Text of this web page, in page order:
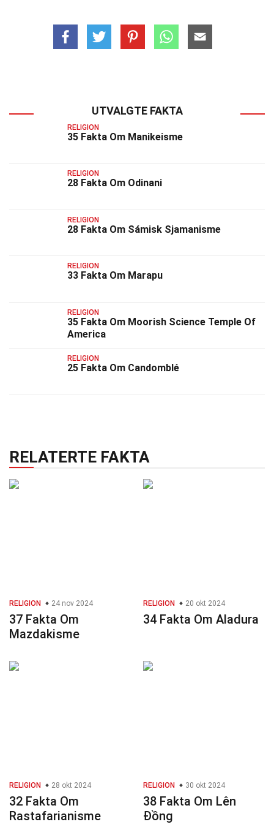
UTVALGTE FAKTA
RELIGION
35 Fakta Om Manikeisme
RELIGION
28 Fakta Om Odinani
RELIGION
28 Fakta Om Sámisk Sjamanisme
RELIGION
33 Fakta Om Marapu
RELIGION
35 Fakta Om Moorish Science Temple Of
America
RELIGION
25 Fakta Om Candomblé
RELATERTE FAKTA
RELIGION 24 nov 2024
37 Fakta Om
Mazdakisme
RELIGION 20 okt 2024
34 Fakta Om Aladura
RELIGION 28 okt 2024
32 Fakta Om
Rastafarianisme
RELIGION 30 okt 2024
38 Fakta Om Lên
Đồng